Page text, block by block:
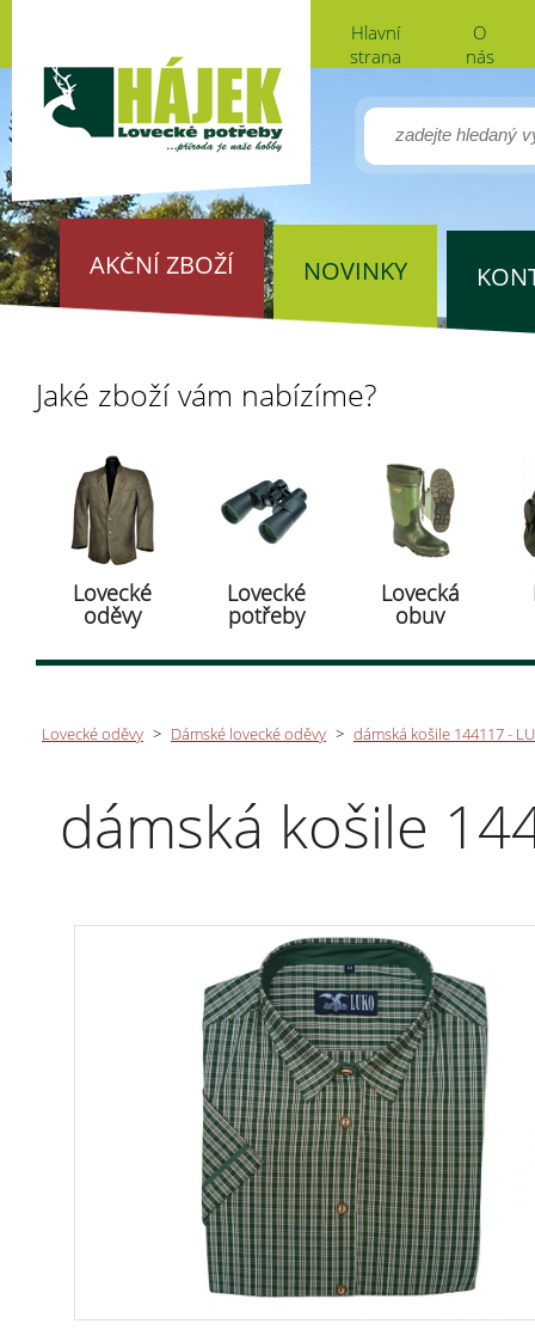
Hlavní
strana
O
nás
AKČNÍ ZBOŽÍ NOVINKY
Jaké zboží vám nabízíme?
Lovecké
oděvy
Lovecké
potřeby
Lovecká
obuv
Lovecké oděvy > Dámské lovecké oděvy > dámská košile 144117 -
dámská košile